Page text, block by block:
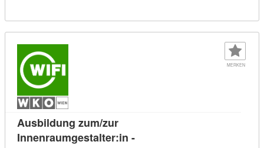
MERKEN
Ausbildung zum/zur
Innenraumgestalter:in -